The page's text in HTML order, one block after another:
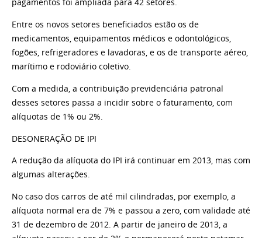
pagamentos foi ampliada para 42 setores.
Entre os novos setores beneficiados estão os de
medicamentos, equipamentos médicos e odontológicos,
fogões, refrigeradores e lavadoras, e os de transporte aéreo,
marítimo e rodoviário coletivo.
Com a medida, a contribuição previdenciária patronal
desses setores passa a incidir sobre o faturamento, com
alíquotas de 1% ou 2%.
DESONERAÇÃO DE IPI
A redução da alíquota do IPI irá continuar em 2013, mas com
algumas alterações.
No caso dos carros de até mil cilindradas, por exemplo, a
alíquota normal era de 7% e passou a zero, com validade até
31 de dezembro de 2012. A partir de janeiro de 2013, a